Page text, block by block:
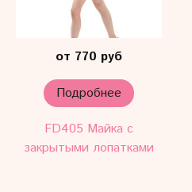
от 770 руб
Подробнее
FD405 Майка с
закрытыми лопатками